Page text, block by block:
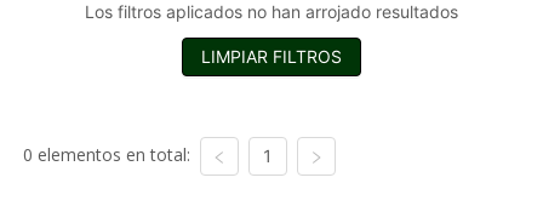
Los filtros aplicados no han arrojado resultados
LIMPIAR FILTROS
0 elementos en total: 1